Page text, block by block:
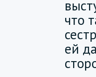
что
ей